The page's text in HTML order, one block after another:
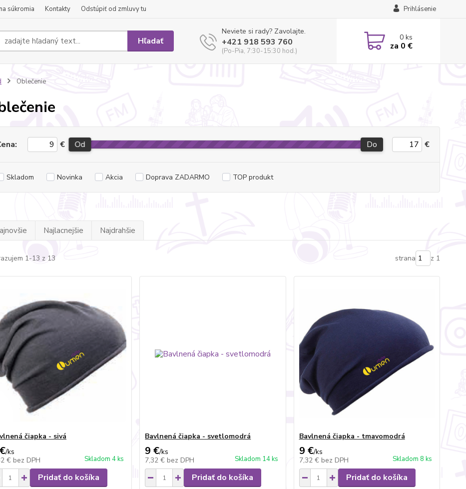
súkromia Kontakty Odstúpiť od zmluvy tu Prihlásenie
Hľadať
Neviete si rady? Zavolajte.
+421 918 593 760
(Po-Pia, 7:30-15:30 hod.)
0ks
za 0 €
Oblečenie
€ Od Do €
Skladom Novinka Akcia Doprava ZADARMO TOP produkt
Najlacnejšie Najdrahšie
1-13 z 13 strana z 1
čiapka - sivá
/ks
€ bez DPH Skladom 4 ks
Pridať do košíka
Bavlnená čiapka - svetlomodrá
9 €/ks
7,32 € bez DPH Skladom 14 ks
Pridať do košíka
Bavlnená čiapka - tmavomodrá
9 €/ks
7,32 € bez DPH Skladom 8 ks
Pridať do košíka